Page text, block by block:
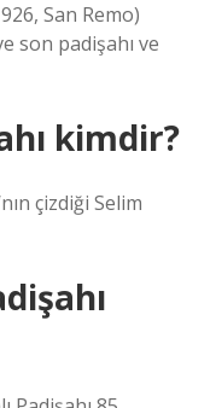
San Remo)
son padişahı ve
kimdir?
çizdiği Selim